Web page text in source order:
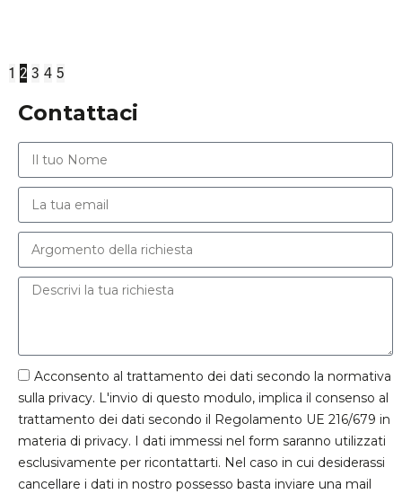
1 2 3 4 5
Contattaci
Acconsento al trattamento dei dati secondo la normativa
sulla privacy. L'invio di questo modulo, implica il consenso al
trattamento dei dati secondo il Regolamento UE 216/679 in
materia di privacy. I dati immessi nel form saranno utilizzati
esclusivamente per ricontattarti. Nel caso in cui desiderassi
cancellare i dati in nostro possesso basta inviare una mail